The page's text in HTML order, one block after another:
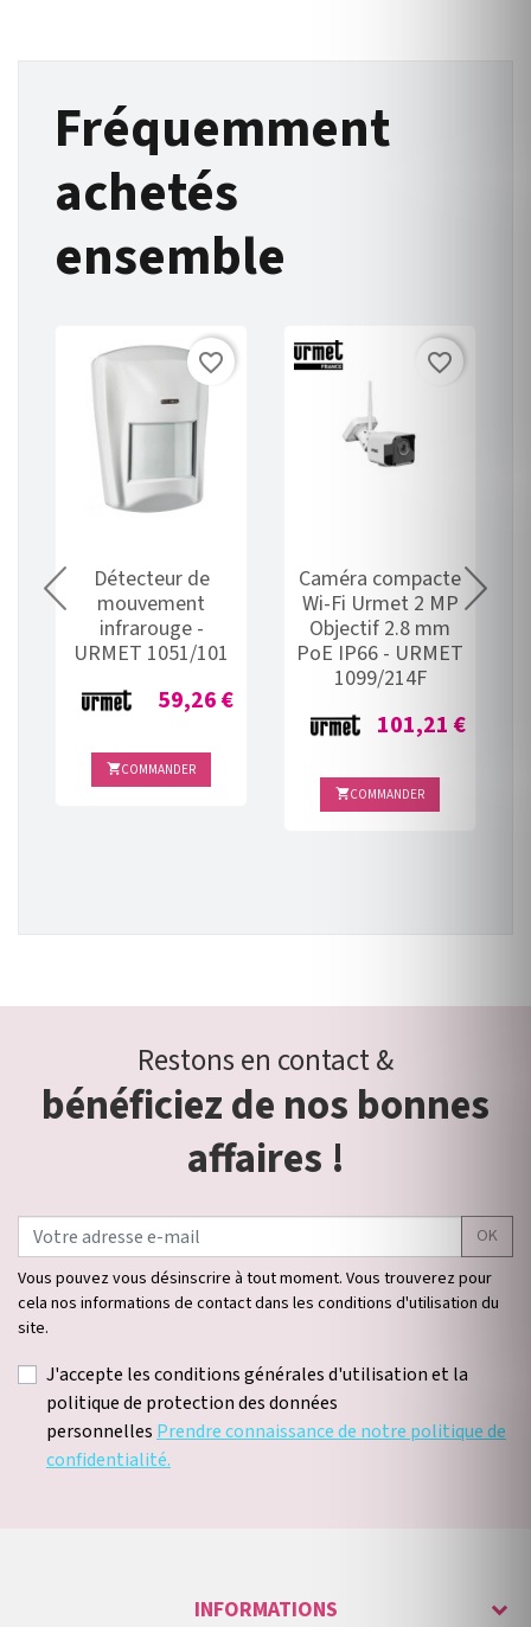
Fréquemment
achetés
ensemble
Détecteur de
mouvement
infrarouge -
URMET 1051/101
Prix
59,26 €
COMMANDER
favorite_border
Caméra compacte
Wi-Fi Urmet 2 MP
Objectif 2.8 mm
PoE IP66 - URMET
1099/214F
Prix
101,21 €
COMMANDER
favorite_border
Restons en contact &
bénéficiez de nos bonnes
affaires !
OK
Vous pouvez vous désinscrire à tout moment. Vous trouverez pour
cela nos informations de contact dans les conditions d'utilisation du
site.
J'accepte les conditions générales d'utilisation et la
politique de protection des données
personnelles Prendre connaissance de notre politique de
confidentialité.
INFORMATIONS